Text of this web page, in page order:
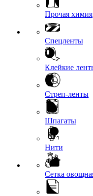
Прочая химия
Спецленты
Клейкие
Стреп-ленты
Шпагаты
Нити
Сетка